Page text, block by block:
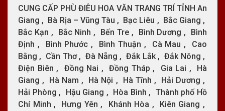
CUNG CẤP PHÙ ĐIÊU HOA VĂN TRANG TRÍ TỈNH An
Giang , Bà Rịa – Vũng Tàu , Bạc Liêu , Bắc Giang ,
Bắc Kạn , Bắc Ninh , Bến Tre , Bình Dương , Bình
Định , Bình Phước , Bình Thuận , Cà Mau , Cao
Bằng , Cần Thơ , Đà Nẵng , Đắk Lắk , Đắk Nông ,
Điện Biên , Đồng Nai , Đồng Tháp , Gia Lai , Hà
Giang , Hà Nam , Hà Nội , Hà Tĩnh , Hải Dương ,
Hải Phòng , Hậu Giang , Hòa Bình , Thành phố Hồ
Chí Minh , Hưng Yên , Khánh Hòa , Kiên Giang ,